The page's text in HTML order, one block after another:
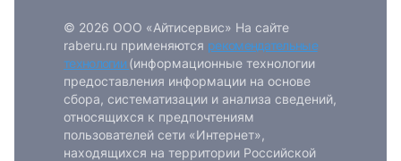
© 2026 ООО «Айтисервис» На сайте
raberu.ru применяются рекомендательные
технологии (информационные технологии
предоставления информации на основе
сбора, систематизации и анализа сведений,
относящихся к предпочтениям
пользователей сети «Интернет»,
находящихся на территории Российской